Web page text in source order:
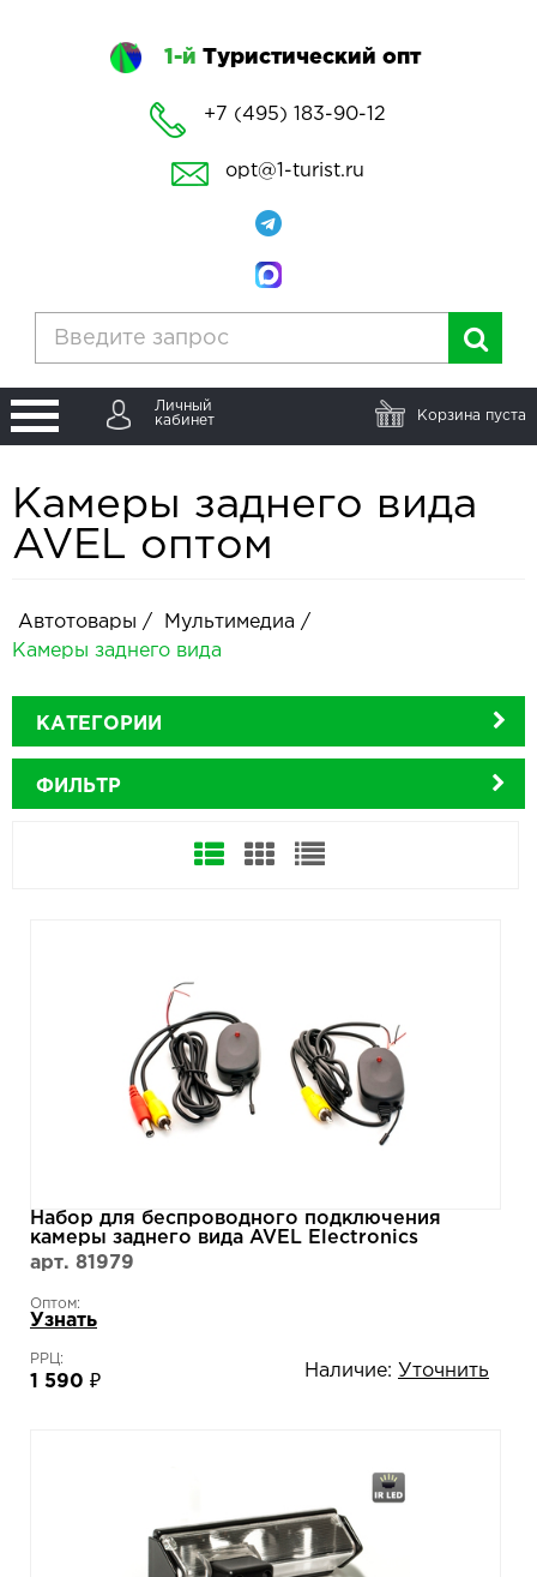
1-й Туристический опт
+7 (495) 183-90-12
opt@1-turist.ru
Личный
кабинет
Корзина пуста
Камеры заднего вида
AVEL оптом
Автотовары / Мультимедиа /
Камеры заднего вида
КАТЕГОРИИ
ФИЛЬТР
Набор для беспроводного подключения
камеры заднего вида AVEL Electronics
AVS01WK
арт. 81979
Оптом:
Узнать
РРЦ:
1 590 ₽
Наличие: Уточнить